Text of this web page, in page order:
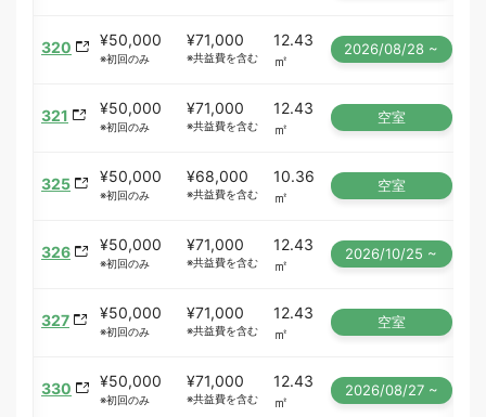
320 ¥50,000
※初回のみ
¥71,000
※共益費を含む
12.43
㎡
2026/08/28 ~
321 ¥50,000
※初回のみ
¥71,000
※共益費を含む
12.43
㎡
空室
325 ¥50,000
※初回のみ
¥68,000
※共益費を含む
10.36
㎡
空室
326 ¥50,000
※初回のみ
¥71,000
※共益費を含む
12.43
㎡
2026/10/25 ~
327 ¥50,000
※初回のみ
¥71,000
※共益費を含む
12.43
㎡
空室
330 ¥50,000
※初回のみ
¥71,000
※共益費を含む
12.43
㎡
2026/08/27 ~